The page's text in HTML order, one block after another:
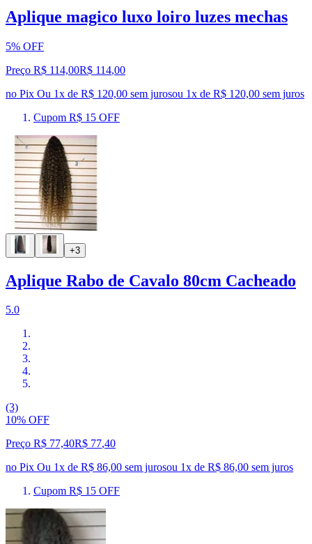
Aplique magico luxo loiro luzes mechas
5% OFF
Preço R$ 114,00R$ 114,00
no Pix Ou 1x de R$ 120,00 sem jurosou 1x de R$ 120,00 sem juros
Cupom R$ 15 OFF
+3
Aplique Rabo de Cavalo 80cm Cacheado
5.0
(3)
10% OFF
Preço R$ 77,40R$ 77,40
no Pix Ou 1x de R$ 86,00 sem jurosou 1x de R$ 86,00 sem juros
Cupom R$ 15 OFF